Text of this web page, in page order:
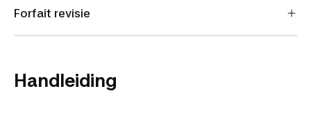
Forfait revisie
Handleiding